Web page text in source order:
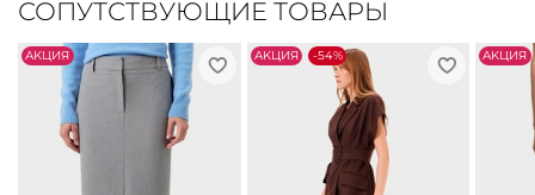
СОПУТСТВУЮЩИЕ ТОВАРЫ
АKЦИЯ АKЦИЯ -54% АKЦИЯ